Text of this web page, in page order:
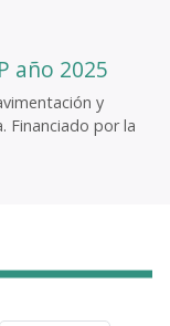
año 2025
y
Financiado por la